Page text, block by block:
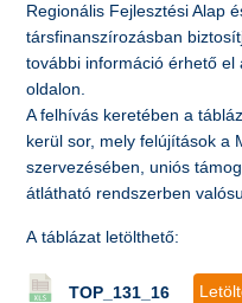
Regionális Fejlesztési Alap
társfinanszírozásban
további információ érhető el
oldalon.
A felhívás keretében a
kerül sor, mely felújítások a
szervezésében, uniós
átlátható rendszerben
A táblázat letölthető:
TOP_131_16